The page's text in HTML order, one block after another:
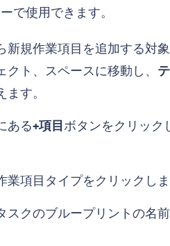
で使用できます。
新規作業項目を追加する対
ト、スペースに移動し、
す。
ある+項目ボタンをクリック
業項目タイプをクリックし
スクのブループリントの名